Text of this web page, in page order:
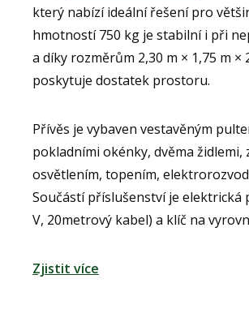
který nabízí ideální řešení pro
hmotností 750 kg je stabilní i při
a díky rozměrům 2,30 m × 1,75 m ×
poskytuje dostatek prostoru.
Přívěs je vybaven vestavěným
pokladními okénky, dvěma židlemi,
osvětlením, topením,
Součástí příslušenství je elektrická
V, 20metrový kabel) a klíč na
Zjistit více